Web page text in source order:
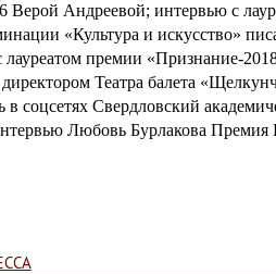
Андреевой; интервью с
«Культура и искусство»
премии «Признание-
директором Театра балета
соцсетях Свердловский
Любовь Бурлакова Премия